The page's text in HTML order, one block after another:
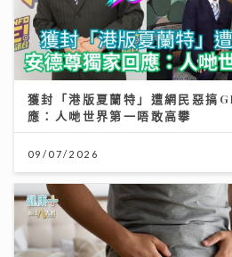
獲封「港版夏蘭特」遭網民惡搞
應：人哋世界第一唔敢高攀
09/07/2026